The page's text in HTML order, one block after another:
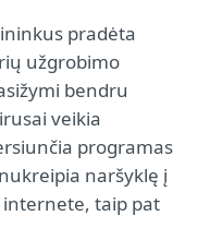
pradėta
užgrobimo
bendru
veikia
programas
naršyklę į
taip pat